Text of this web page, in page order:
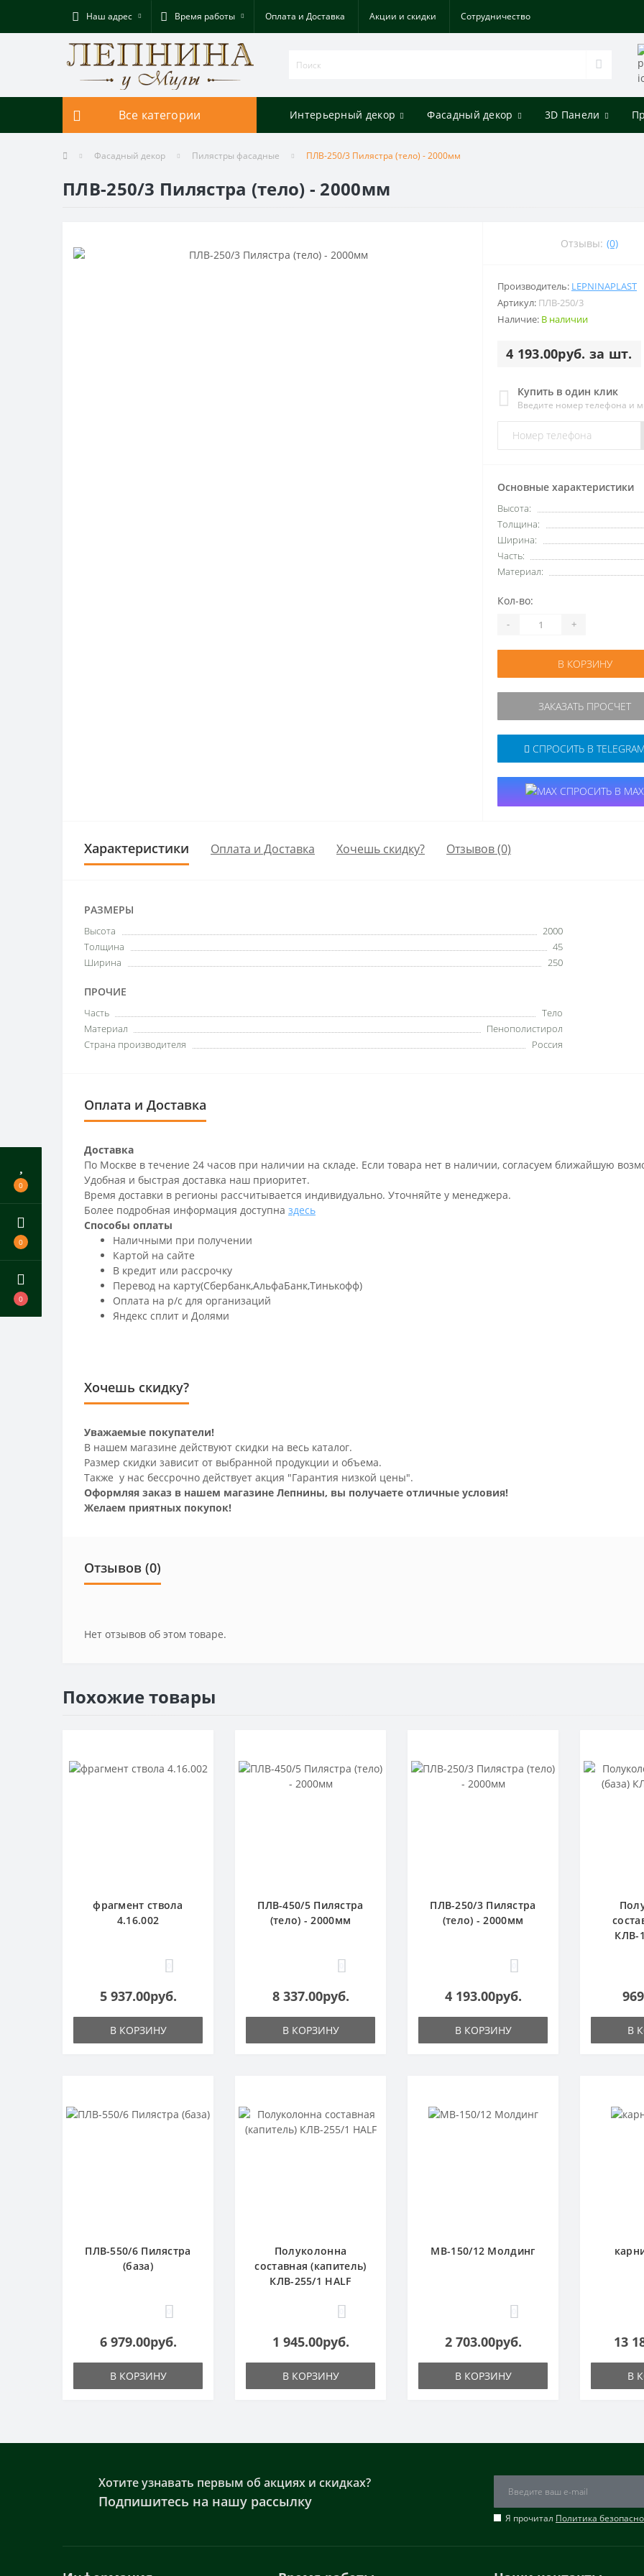
0
0
0
Наш адрес Время работы Оплата и Доставка Акции и скидки Cотрудничество
Все категории Интерьерный декор Фасадный декор 3D Панели
Фасадный декор Пилястры фасадные ПЛВ-250/3 Пилястра (тело) - 2000мм
ПЛВ-250/3 Пилястра (тело) - 2000мм
Отзывы: (0)
Производитель: LEPNINAPLAST
Артикул: ПЛВ-250/3
Наличие: В наличии
4 193.00руб. за шт.
Купить в один клик
Введите номер телефона и
Основные характеристики
Высота:
Толщина:
Ширина:
Часть:
Материал:
Кол-во:
- +
В КОРЗИНУ
ЗАКАЗАТЬ ПРОСЧЕТ
СПРОСИТЬ В TELEGRAM
СПРОСИТЬ В MAX
Характеристики Оплата и Доставка Хочешь скидку? Отзывов (0)
РАЗМЕРЫ
Высота
2000
Толщина
45
Ширина
250
ПРОЧИЕ
Часть
Тело
Материал
Пенополистирол
Страна производителя
Россия
Оплата и Доставка
Доставка
По Москве в течение 24 часов при наличии на складе. Если товара нет в наличии, согласуем ближайшую
Удобная и быстрая доставка наш приоритет.
Время доставки в регионы рассчитывается индивидуально. Уточняйте у менеджера.
Более подробная информация доступна здесь
Способы оплаты
Наличными при получении
Картой на сайте
В кредит или рассрочку
Перевод на карту(Сбербанк,АльфаБанк,Тинькофф)
Оплата на р/c для организаций
Яндекс сплит и Долями
Хочешь скидку?
Уважаемые покупатели!
В нашем магазине действуют скидки на весь каталог.
Размер скидки зависит от выбранной продукции и объема.
Также у нас бессрочно действует акция "Гарантия низкой цены".
Оформляя заказ в нашем магазине Лепнины, вы получаете отличные условия!
Желаем приятных покупок!
Отзывов (0)
Нет отзывов об этом товаре.
Похожие товары
фрагмент ствола
4.16.002
5 937.00руб.
В КОРЗИНУ
ПЛВ-450/5 Пилястра
(тело) - 2000мм
8 337.00руб.
В КОРЗИНУ
ПЛВ-250/3 Пилястра
(тело) - 2000мм
4 193.00руб.
В КОРЗИНУ
КЛВ-
В
ПЛВ-550/6 Пилястра
(база)
6 979.00руб.
В КОРЗИНУ
Полуколонна
составная (капитель)
КЛВ-255/1 HALF
1 945.00руб.
В КОРЗИНУ
МВ-150/12 Молдинг
2 703.00руб.
В КОРЗИНУ
13
В
Хотите узнавать первым об акциях и скидках?
Подпишитесь на нашу рассылку
Я прочитал Политика